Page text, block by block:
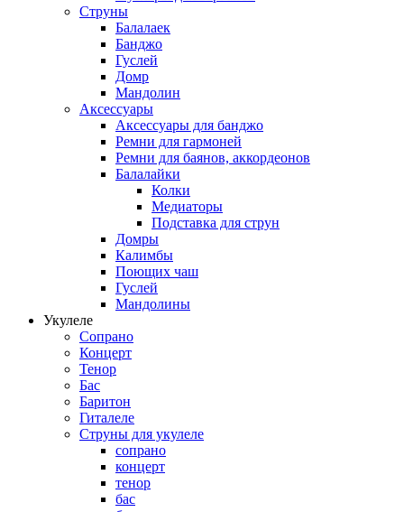
Струны
Балалаек
Банджо
Гуслей
Домр
Мандолин
Аксессуары
Аксессуары для банджо
Ремни для гармоней
Ремни для баянов, аккордеонов
Балалайки
Колки
Медиаторы
Подставка для струн
Домры
Калимбы
Поющих чаш
Гуслей
Мандолины
Укулеле
Сопрано
Концерт
Тенор
Бас
Баритон
Гиталеле
Струны для укулеле
сопрано
концерт
тенор
бас